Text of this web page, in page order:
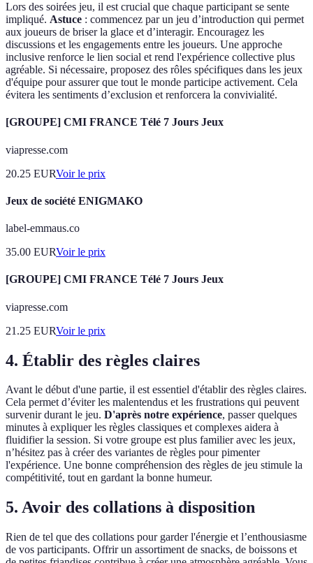
Lors des soirées jeu, il est crucial que chaque participant se sente
impliqué. Astuce : commencez par un jeu d’introduction qui permet
aux joueurs de briser la glace et d’interagir. Encouragez les
discussions et les engagements entre les joueurs. Une approche
inclusive renforce le lien social et rend l'expérience collective plus
agréable. Si nécessaire, proposez des rôles spécifiques dans les jeux
d'équipe pour assurer que tout le monde participe activement. Cela
évitera les sentiments d’exclusion et renforcera la convivialité.
[GROUPE] CMI FRANCE Télé 7 Jours Jeux
viapresse.com
20.25 EURVoir le prix
Jeux de société ENIGMAKO
label-emmaus.co
35.00 EURVoir le prix
[GROUPE] CMI FRANCE Télé 7 Jours Jeux
viapresse.com
21.25 EURVoir le prix
4. Établir des règles claires
Avant le début d'une partie, il est essentiel d'établir des règles claires.
Cela permet d’éviter les malentendus et les frustrations qui peuvent
survenir durant le jeu. D'après notre expérience, passer quelques
minutes à expliquer les règles classiques et complexes aidera à
fluidifier la session. Si votre groupe est plus familier avec les jeux,
n’hésitez pas à créer des variantes de règles pour pimenter
l'expérience. Une bonne compréhension des règles de jeu stimule la
compétitivité, tout en gardant la bonne humeur.
5. Avoir des collations à disposition
Rien de tel que des collations pour garder l'énergie et l’enthousiasme
de vos participants. Offrir un assortiment de snacks, de boissons et